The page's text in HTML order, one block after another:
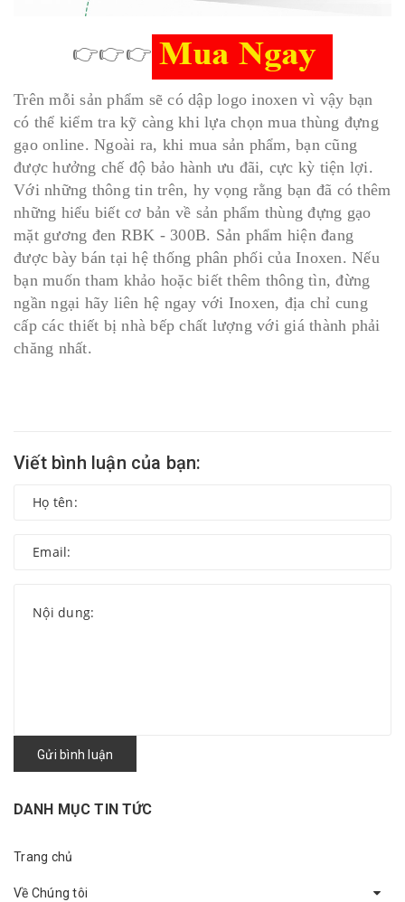
👉👉👉
Trên mỗi sản phẩm sẽ có dập logo inoxen vì vậy bạn
có thể kiểm tra kỹ càng khi lựa chọn mua thùng đựng
gạo online. Ngoài ra, khi mua sản phẩm, bạn cũng
được hưởng chế độ bảo hành ưu đãi, cực kỳ tiện lợi.
Với những thông tin trên, hy vọng rằng bạn đã có thêm
những hiểu biết cơ bản về sản phẩm thùng đựng gạo
mặt gương đen RBK - 300B. Sản phẩm hiện đang
được bày bán tại hệ thống phân phối của Inoxen. Nếu
bạn muốn tham khảo hoặc biết thêm thông tìn, đừng
ngần ngại hãy liên hệ ngay với Inoxen, địa chỉ cung
cấp các thiết bị nhà bếp chất lượng với giá thành phải
chăng nhất.
Viết bình luận của bạn:
Gửi bình luận
DANH MỤC TIN TỨC
Trang chủ
Về Chúng tôi